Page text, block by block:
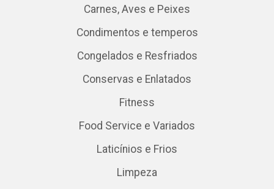
Carnes, Aves e Peixes
Condimentos e temperos
Congelados e Resfriados
Conservas e Enlatados
Fitness
Food Service e Variados
Laticínios e Frios
Limpeza